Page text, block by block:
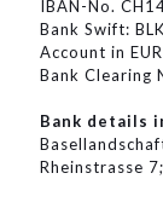
IBAN-No.
Bank Swift:
Account in
Bank Clearing
Bank details
Rheinstrasse